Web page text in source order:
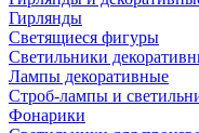
Гирлянды
Светящиеся фигуры
Светильники
Лампы декоративные
Строб-лампы и
Фонарики